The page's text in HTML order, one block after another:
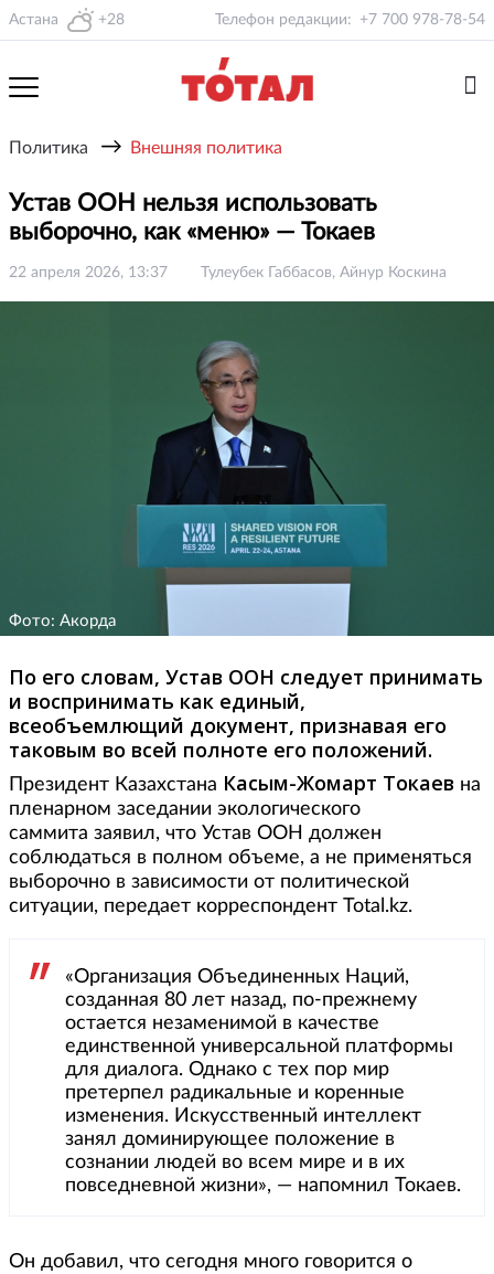
Астана +28 Телефон редакции: +7 700 978-78-54
Политика → Внешняя политика
Устав ООН нельзя использовать
выборочно, как «меню» — Токаев
22 апреля 2026, 13:37 Тулеубек Габбасов, Айнур Коскина
Фото: Акорда
По его словам, Устав ООН следует принимать
и воспринимать как единый,
всеобъемлющий документ, признавая его
таковым во всей полноте его положений.
Президент Казахстана Касым-Жомарт Токаев на
пленарном заседании экологического
саммита заявил, что Устав ООН должен
соблюдаться в полном объеме, а не применяться
выборочно в зависимости от политической
ситуации, передает корреспондент Total.kz.
«Организация Объединенных Наций,
созданная 80 лет назад, по-прежнему
остается незаменимой в качестве
единственной универсальной платформы
для диалога. Однако с тех пор мир
претерпел радикальные и коренные
изменения. Искусственный интеллект
занял доминирующее положение в
сознании людей во всем мире и в их
повседневной жизни», — напомнил Токаев.
Он добавил, что сегодня много говорится о